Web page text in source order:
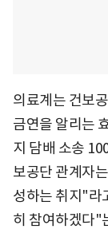
의료계는 건보
금연을 알리는
지 담배 소송
보공단 관계자
성하는 취지"라
히 참여하겠다"